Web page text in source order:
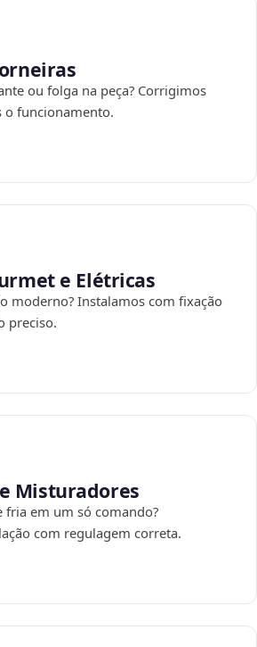
ou folga na peça? Corrigimos
o funcionamento.
e Elétricas
moderno? Instalamos com fixação
preciso.
Misturadores
fria em um só comando?
com regulagem correta.